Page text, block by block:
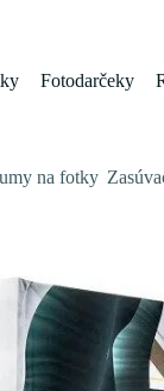
Fotodarčeky
na fotky